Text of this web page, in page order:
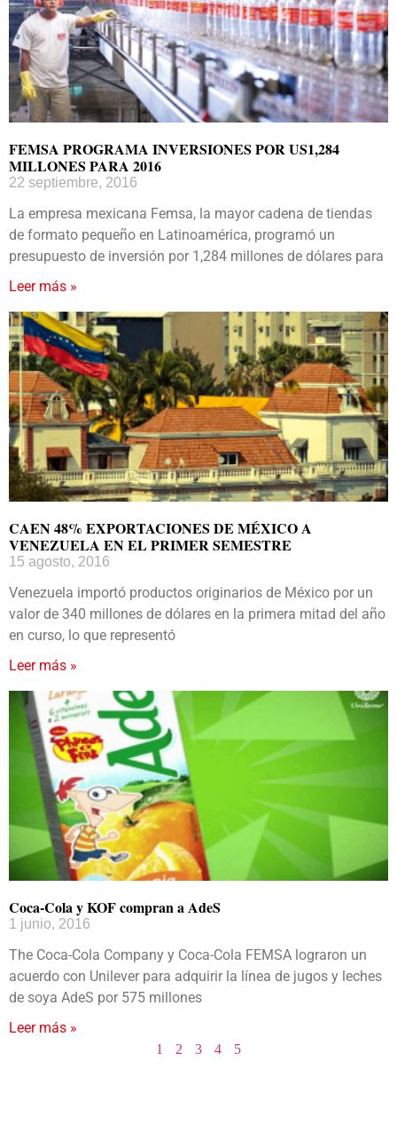
FEMSA PROGRAMA INVERSIONES POR US1,284
MILLONES PARA 2016
22 septiembre, 2016
La empresa mexicana Femsa, la mayor cadena de tiendas
de formato pequeño en Latinoamérica, programó un
presupuesto de inversión por 1,284 millones de dólares para
Leer más »
CAEN 48% EXPORTACIONES DE MÉXICO A
VENEZUELA EN EL PRIMER SEMESTRE
15 agosto, 2016
Venezuela importó productos originarios de México por un
valor de 340 millones de dólares en la primera mitad del año
en curso, lo que representó
Leer más »
Coca-Cola y KOF compran a AdeS
1 junio, 2016
The Coca-Cola Company y Coca-Cola FEMSA lograron un
acuerdo con Unilever para adquirir la línea de jugos y leches
de soya AdeS por 575 millones
Leer más »
1 2 3 4 5